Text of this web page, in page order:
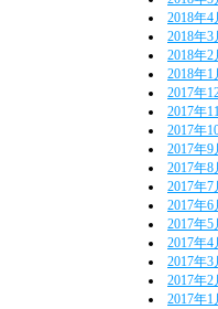
2018年4
2018年3
2018年2
2018年1
2017年
2017年
2017年
2017年9
2017年8
2017年7
2017年6
2017年5
2017年4
2017年3
2017年2
2017年1